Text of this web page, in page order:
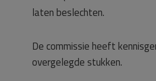
laten beslechten.
De commissie heeft
overgelegde stukken.